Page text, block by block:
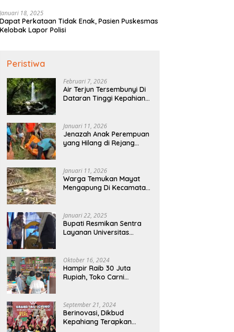
Januari 18, 2025
Dapat Perkataan Tidak Enak, Pasien Puskesmas
Kelobak Lapor Polisi
Peristiwa
Februari 7, 2026
Air Terjun Tersembunyi Di
Dataran Tinggi Kepahiang
Memandang
Januari 11, 2026
Jenazah Anak Perempuan
yang Hilang di Rejang
Januari 11, 2026
Warga Temukan Mayat
Mengapung Di Kecamatan
Januari 22, 2025
Bupati Resmikan Sentra
Layanan Universitas
Oktober 16, 2024
Hampir Raib 30 Juta
Rupiah, Toko Carni
September 21, 2024
Berinovasi, Dikbud
Kepahiang Terapkan